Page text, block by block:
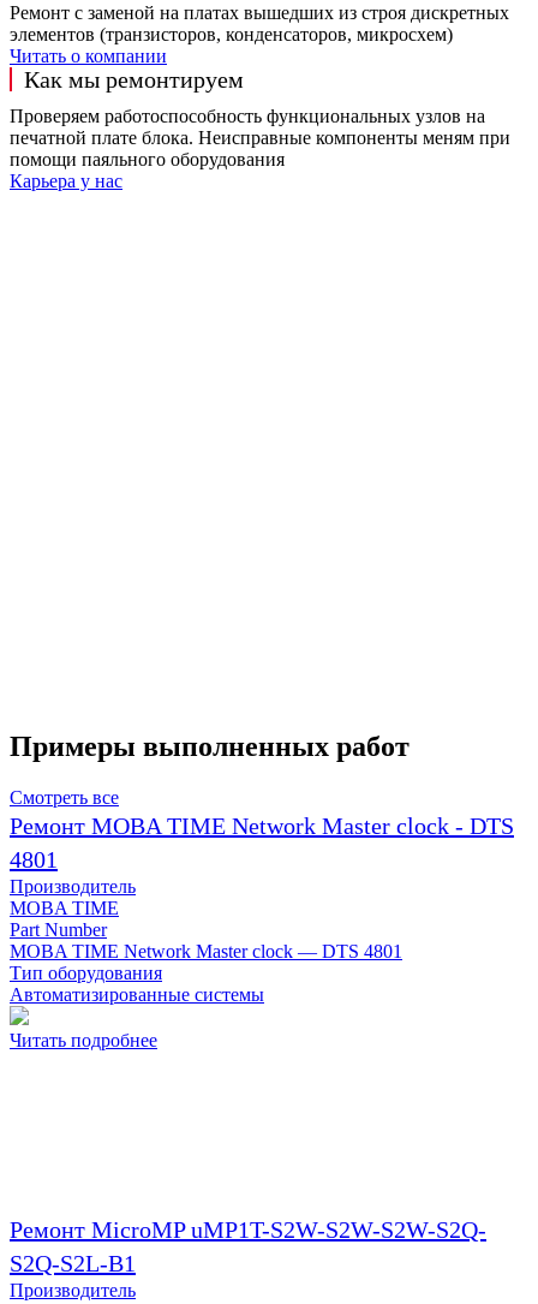
Ремонт с заменой на платах вышедших из строя дискретных
элементов (транзисторов, конденсаторов, микросхем)
Читать о компании
Как мы ремонтируем
Проверяем работоспособность функциональных узлов на
печатной плате блока. Неисправные компоненты меням при
помощи паяльного оборудования
Карьера у нас
Примеры выполненных работ
Смотреть все
Ремонт MOBA TIME Network Master clock - DTS
4801
Производитель
MOBA TIME
Part Number
MOBA TIME Network Master clock — DTS 4801
Тип оборудования
Автоматизированные системы
Читать подробнее
Ремонт MicroMP uMP1T-S2W-S2W-S2W-S2Q-
S2Q-S2L-B1
Производитель